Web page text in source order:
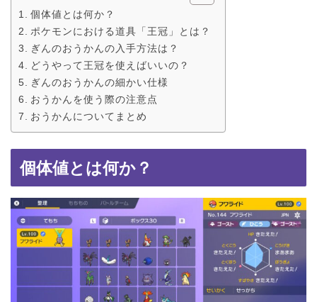
個体値とは何か？
ポケモンにおける道具「王冠」とは？
ぎんのおうかんの入手方法は？
どうやって王冠を使えばいいの？
ぎんのおうかんの細かい仕様
おうかんを使う際の注意点
おうかんについてまとめ
個体値とは何か？